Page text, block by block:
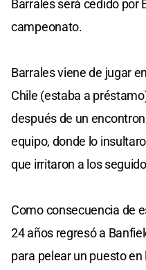
Barrales será cedido por
campeonato.
Barrales viene de jugar
Chile (estaba a
después de un
equipo, donde lo
que irritaron a los
Como consecuencia de
24 años regresó a
para pelear un puesto